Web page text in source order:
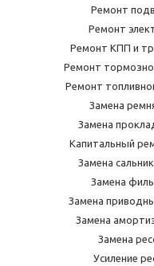
Ремонт
Ремонт
Ремонт КПП и
Ремонт
Ремонт
Замена
Замена
Капитальный
Замена
Замена
Замена
Замена
Замена
Усиление